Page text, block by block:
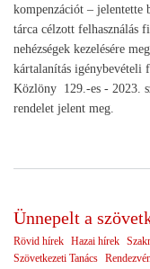
kompenzációt – jelentette
tárca célzott felhasználás
nehézségek kezelésére
kártalanítás igénybevételi
Közlöny 129.-es - 2023.
rendelet jelent meg.
Ünnepelt a
Rövid hírek Hazai hírek
Szövetkezeti Tanács